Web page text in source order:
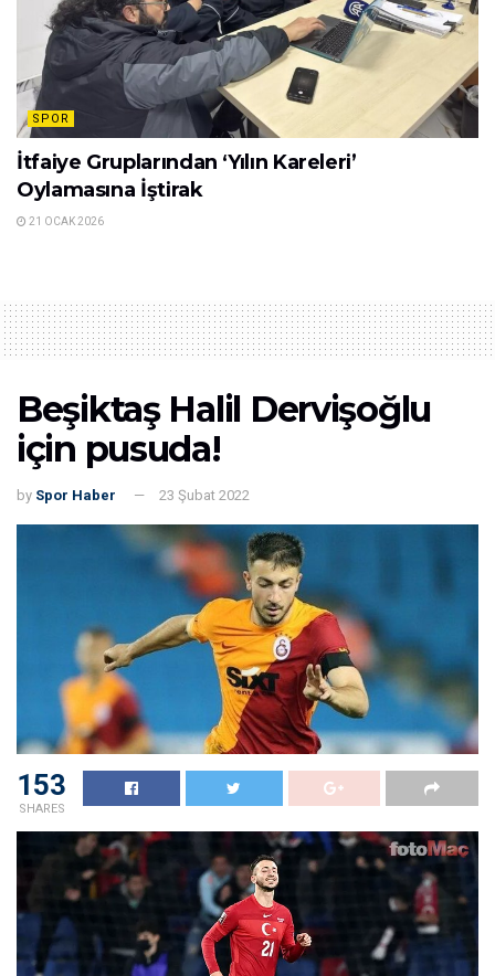
SPOR
İtfaiye Gruplarından ‘Yılın Kareleri’
Oylamasına İştirak
21 OCAK 2026
Beşiktaş Halil Dervişoğlu
için pusuda!
by Spor Haber 23 Şubat 2022
153
SHARES